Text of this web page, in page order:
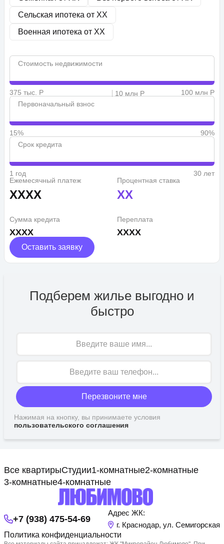
Сельская ипотека от XX
Военная ипотека от XX
Стоимость недвижимости
375 тыс. Р 10 млн Р
100 млн Р
Первоначальный взнос
15%
90%
Срок кредита
1 год
30 лет
Ежемесячный платеж
XXXX
Процентная ставка
XX
Сумма кредита
XXXX
Переплата
XXXX
Оставить заявку
Подберем жилье выгодно и
быстро
Перезвоните мне
Нажимая на кнопку, вы принимаете условия
пользовательского соглашения
Все квартирыСтудии1-комнатные2-комнатные
3-комнатные4-комнатные
Адрес ЖК:
г. Краснодар, ул. Семигорская
+7 (938) 475-54-69
Политика конфиденциальности